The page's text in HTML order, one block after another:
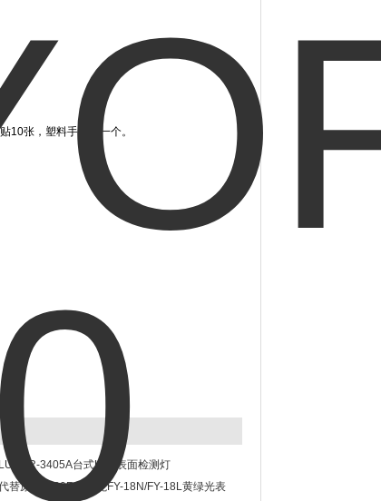
10张，塑料手提箱一个。
LUYOR-3405A台式LED表面检测灯
替原FY-100R船越龙FY-18N/FY-18L黄绿光表